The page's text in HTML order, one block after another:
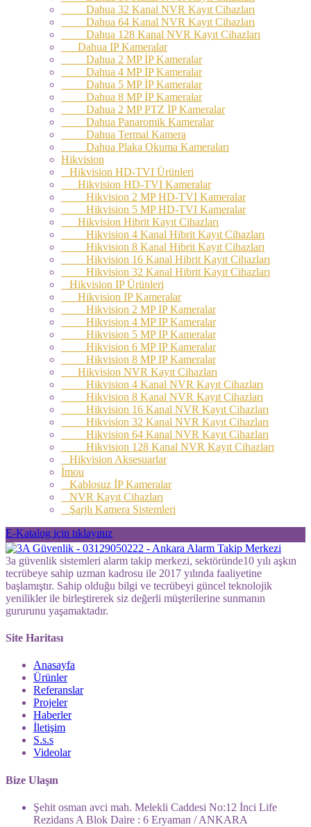
Dahua 32 Kanal NVR Kayıt Cihazları
Dahua 64 Kanal NVR Kayıt Cihazları
Dahua 128 Kanal NVR Kayıt Cihazları
Dahua IP Kameralar
Dahua 2 MP İP Kameralar
Dahua 4 MP İP Kameralar
Dahua 5 MP İP Kameralar
Dahua 8 MP İP Kameralar
Dahua 2 MP PTZ İP Kameralar
Dahua Panaromik Kameralar
Dahua Termal Kamera
Dahua Plaka Okuma Kameraları
Hikvision
Hikvision HD-TVI Ürünleri
Hikvision HD-TVI Kameralar
Hikvision 2 MP HD-TVI Kameralar
Hikvision 5 MP HD-TVI Kameralar
Hikvision Hibrit Kayıt Cihazları
Hikvision 4 Kanal Hibrit Kayıt Cihazları
Hikvision 8 Kanal Hibrit Kayıt Cihazları
Hikvision 16 Kanal Hibrit Kayıt Cihazları
Hikvision 32 Kanal Hibrit Kayıt Cihazları
Hikvision IP Ürünleri
Hikvision IP Kameralar
Hikvision 2 MP IP Kameralar
Hikvision 4 MP IP Kameralar
Hikvision 5 MP IP Kameralar
Hikvision 6 MP IP Kameralar
Hikvision 8 MP IP Kameralar
Hikvision NVR Kayıt Cihazları
Hikvision 4 Kanal NVR Kayıt Cihazları
Hikvision 8 Kanal NVR Kayıt Cihazları
Hikvision 16 Kanal NVR Kayıt Cihazları
Hikvision 32 Kanal NVR Kayıt Cihazları
Hikvision 64 Kanal NVR Kayıt Cihazları
Hikvision 128 Kanal NVR Kayıt Cihazları
Hikvision Aksesuarlar
İmou
Kablosuz İP Kameralar
NVR Kayıt Cihazları
Şarjlı Kamera Sistemleri
E-Katalog için tıklayınız
3a güvenlik sistemleri alarm takip merkezi, sektöründe10 yılı aşkın
tecrübeye sahip uzman kadrosu ile 2017 yılında faaliyetine
başlamıştır. Sahip olduğu bilgi ve tecrübeyi güncel teknolojik
yenilikler ile birleştirerek siz değerli müşterilerine sunmanın
gururunu yaşamaktadır.
Site Haritası
Anasayfa
Ürünler
Referanslar
Projeler
Haberler
İletişim
S.s.s
Videolar
Bize Ulaşın
Şehit osman avci mah. Melekli Caddesi No:12 İnci Life
Rezidans A Blok Daire : 6 Eryaman / ANKARA